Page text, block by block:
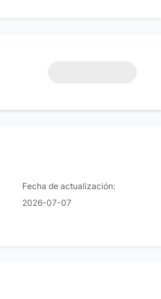
Fecha de actualización:
2026-07-07